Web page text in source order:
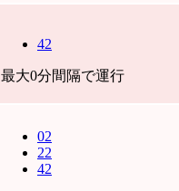
42
最大0分間隔で運行
02
22
42